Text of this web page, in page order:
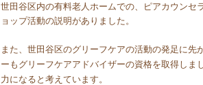
世田谷区内の有料老人ホームでの、ピアカウンセ
ョップ活動の説明がありました。
また、世田谷区のグリーフケアの活動の発足に先が
ーもグリーフケアアドバイザーの資格を取得しま
力になると考えています。